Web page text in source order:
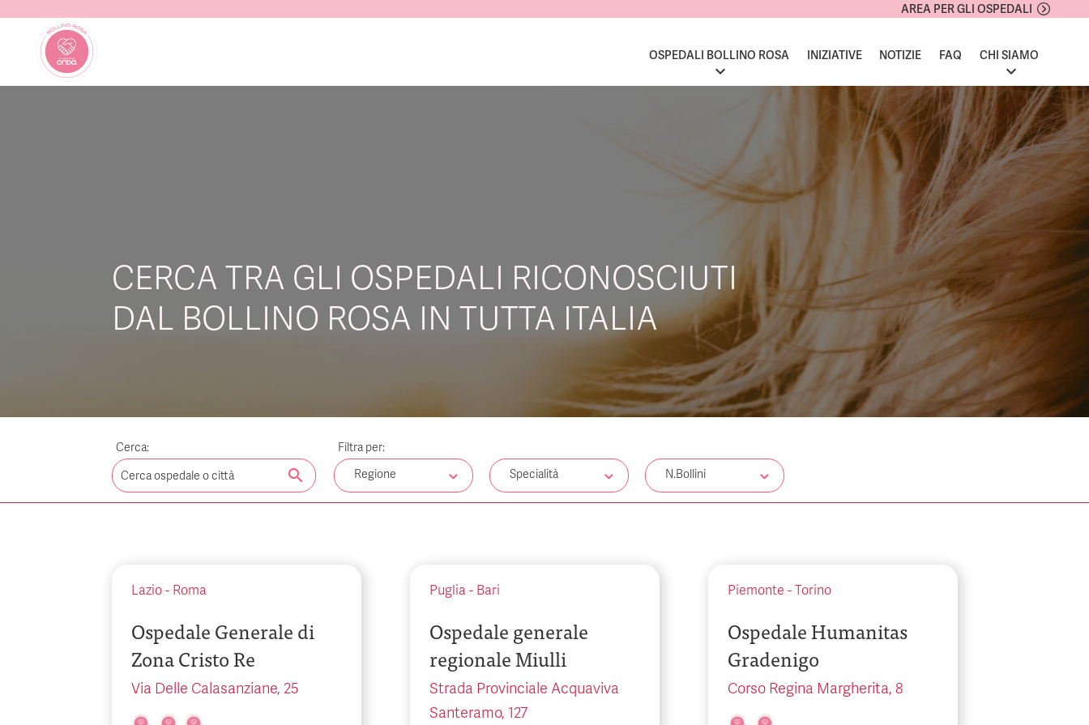
AREA PER GLI OSPEDALI
OSPEDALI BOLLINO ROSA INIZIATIVE NOTIZIE FAQ CHI SIAMO
CERCA TRA GLI OSPEDALI RICONOSCIUTI
DAL BOLLINO ROSA IN TUTTA ITALIA
Cerca:
search
Filtra per:
Regione
Specialità N.Bollini
Lazio - Roma
Ospedale Generale di
Zona Cristo Re
Via Delle Calasanziane, 25
Puglia - Bari
Ospedale generale
regionale Miulli
Strada Provinciale Acquaviva
Santeramo, 127
Piemonte - Torino
Ospedale Humanitas
Gradenigo
Corso Regina Margherita, 8